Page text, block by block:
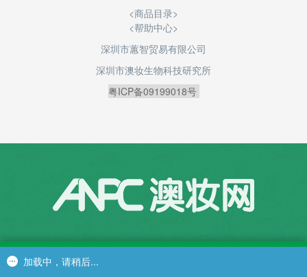
<商品目录>
<帮助中心>
深圳市蕙智贸易有限公司
深圳市澳妆生物科技研究所
粤ICP备09199018号
首页 商品目录
加载中，请稍后...
加载中，请稍后...
加载中，请稍后...